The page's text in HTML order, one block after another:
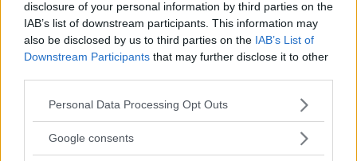
disclosure of your personal information by third parties on the
IAB’s list of downstream participants. This information may
also be disclosed by us to third parties on the IAB’s List of
Downstream Participants that may further disclose it to other
Please note that this website/app uses one or more Google
not limited to your visit or usage behaviour. You may click to
Personal Data Processing Opt Outs
Google consents
Scrivi una recensione
Effettua l'accesso per scrivere una recensione